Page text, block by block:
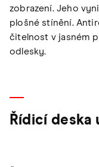
zobrazení. Jeho
plošné stínění.
čitelnost v jasném
odlesky.
Řídicí deska